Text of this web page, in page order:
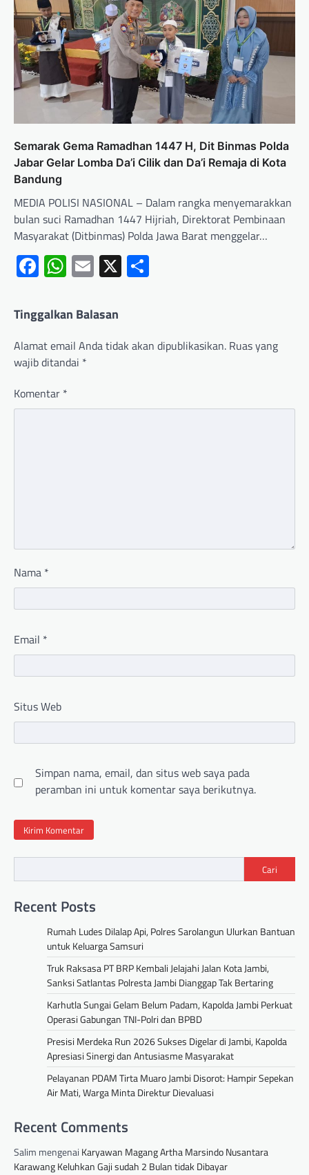
Semarak Gema Ramadhan 1447 H, Dit Binmas Polda
Jabar Gelar Lomba Da’i Cilik dan Da’i Remaja di Kota
Bandung
MEDIA POLISI NASIONAL – Dalam rangka menyemarakkan
bulan suci Ramadhan 1447 Hijriah, Direktorat Pembinaan
Masyarakat (Ditbinmas) Polda Jawa Barat menggelar…
Facebook
WhatsApp
Email
X
Tinggalkan Balasan
Alamat email Anda tidak akan dipublikasikan. Ruas yang
wajib ditandai *
Komentar *
Nama *
Email *
Situs Web
Simpan nama, email, dan situs web saya pada
peramban ini untuk komentar saya berikutnya.
Cari
Recent Posts
Rumah Ludes Dilalap Api, Polres Sarolangun Ulurkan Bantuan
untuk Keluarga Samsuri
Truk Raksasa PT BRP Kembali Jelajahi Jalan Kota Jambi,
Sanksi Satlantas Polresta Jambi Dianggap Tak Bertaring
Karhutla Sungai Gelam Belum Padam, Kapolda Jambi Perkuat
Operasi Gabungan TNI-Polri dan BPBD
Presisi Merdeka Run 2026 Sukses Digelar di Jambi, Kapolda
Apresiasi Sinergi dan Antusiasme Masyarakat
Pelayanan PDAM Tirta Muaro Jambi Disorot: Hampir Sepekan
Air Mati, Warga Minta Direktur Dievaluasi
Recent Comments
Salim mengenai Karyawan Magang Artha Marsindo Nusantara
Karawang Keluhkan Gaji sudah 2 Bulan tidak Dibayar